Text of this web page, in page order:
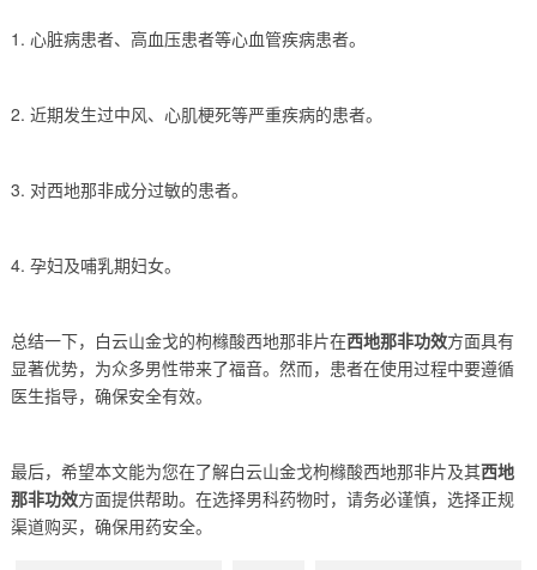
1. 心脏病患者、高血压患者等心血管疾病患者。
2. 近期发生过中风、心肌梗死等严重疾病的患者。
3. 对西地那非成分过敏的患者。
4. 孕妇及哺乳期妇女。
总结一下，白云山金戈的枸橼酸西地那非片在西地那非功效方面具有
显著优势，为众多男性带来了福音。然而，患者在使用过程中要遵循
医生指导，确保安全有效。
最后，希望本文能为您在了解白云山金戈枸橼酸西地那非片及其西地
那非功效方面提供帮助。在选择男科药物时，请务必谨慎，选择正规
渠道购买，确保用药安全。